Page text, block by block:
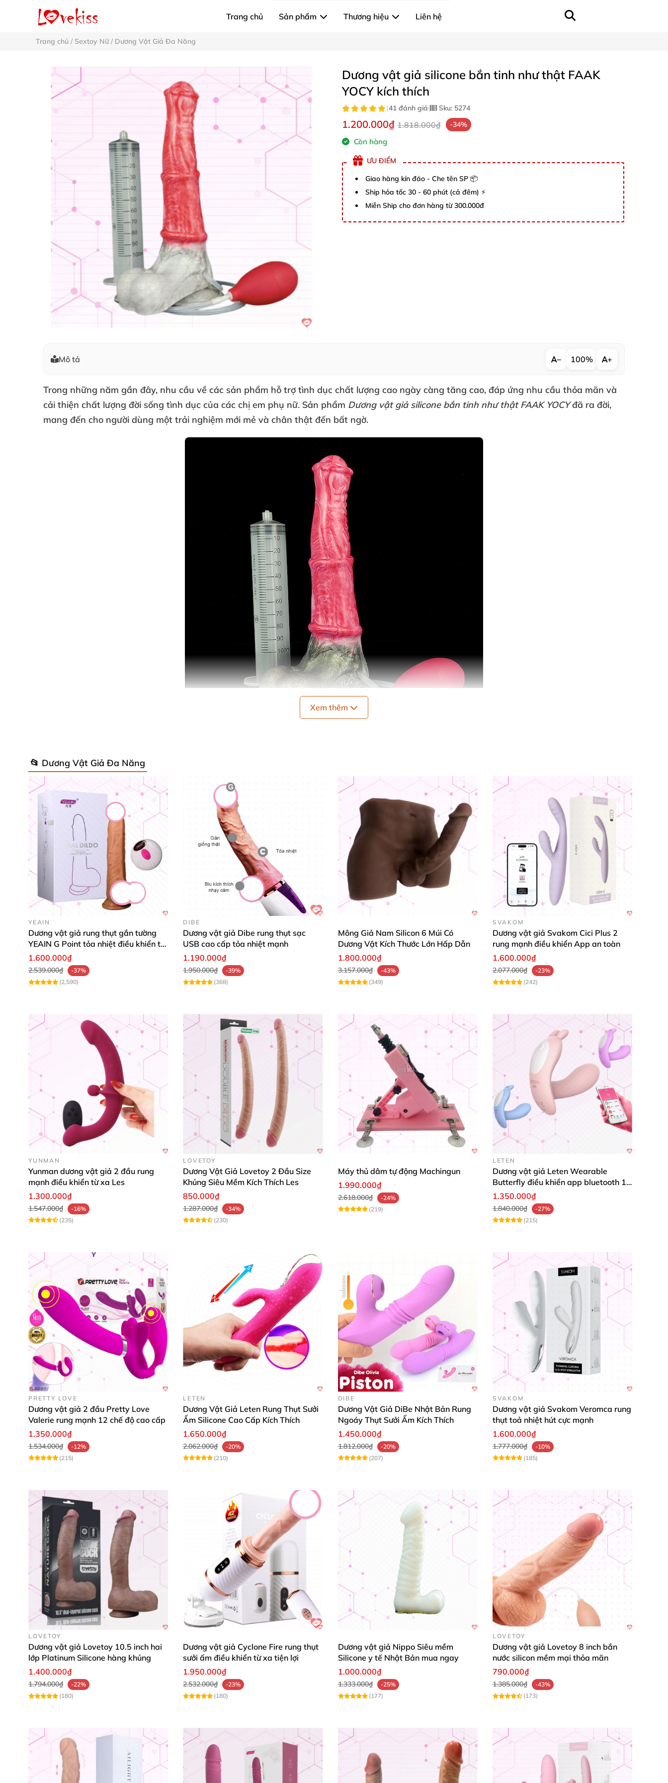
Trang chủ Sản phẩm Thương hiệu Liên hệ
Trang chủ / Sextoy Nữ/ Dương Vật Giả Đa Năng
Dương vật giả silicone bắn tinh như thật FAAK
YOCY kích thích
|41 đánh giá| Sku: 5274
1.200.000₫ 1.818.000₫ -34%
Còn hàng
ƯU ĐIỂM
Giao hàng kín đáo - Che tên SP 📦
Ship hỏa tốc 30 - 60 phút (cả đêm) ⚡
Miễn Ship cho đơn hàng từ 300.000đ
Mô tả − 100% +
Trong những năm gần đây, nhu cầu về các sản phẩm hỗ trợ tình dục chất lượng cao ngày càng tăng cao, đáp ứng nhu cầu thỏa mãn và
cải thiện chất lượng đời sống tình dục của các chị em phụ nữ. Sản phẩm Dương vật giả silicone bắn tinh như thật FAAK YOCY đã ra đời,
mang đến cho người dùng một trải nghiệm mới mẻ và chân thật đến bất ngờ.
Với thiết kế độc đáo, chất liệu cao cấp , sản phẩm này không chỉ là món đồ chơi mà còn là giải pháp giúp chị em phụ nữ
tìm thấy niềm vui
và sự thư giãn
Kích thước của Dương vật giả silicone bắn tinh như thật FAAK.
Cấu tạovà công dụng của Dương vật giả silicone bắn tinh như thật FAAK YOCY
Dương vật giả silicone bắn tinh như thật FAAK , dẻo dai
người dùng.
Silicone không chỉ có khả năng mô phỏng chân thật cảm giác da thịt mà cònrất dễ dàng vệ sinh , đảm bảo tính an toànvà vệ sinh sau mỗi lần sử
dụng.
Xem thêm
📂 Dương Vật Giả Đa Năng
YEAIN
Dương vật giả rung thụt gắn tường
YEAIN G Point tỏa nhiệt điều khiển từ
xa
1.600.000₫
2.539.000₫
-37%
(2,590)
DIBE
Dương vật giả Dibe rung thụt sạc
USB cao cấp tỏa nhiệt mạnh
1.190.000₫
1.950.000₫
-39%
(368)
Mông Giả Nam Silicon 6 Múi Có
Dương Vật Kích Thước Lớn Hấp Dẫn
1.800.000₫
3.157.000₫
-43%
(349)
SVAKOM
Dương vật giả Svakom Cici Plus 2
rung mạnh điều khiển App an toàn
1.600.000₫
2.077.000₫
-23%
(242)
YUNMAN
Yunman dương vật giả 2 đầu rung
mạnh điều khiển từ xa Les
1.300.000₫
1.547.000₫
-16%
(235)
LOVETOY
Dương Vật Giả Lovetoy 2 Đầu Size
Khủng Siêu Mềm Kích Thích Les
850.000₫
1.287.000₫
-34%
(230)
Máy thủ dâm tự động Machingun
1.990.000₫
2.618.000₫
-24%
(219)
LETEN
Dương vật giả Leten Wearable
Butterfly điều khiển app bluetooth 16
chế độ rung
1.350.000₫
1.840.000₫
-27%
(215)
PRETTY LOVE
Dương vật giả 2 đầu Pretty Love
Valerie rung mạnh 12 chế độ cao cấp
1.350.000₫
1.534.000₫
-12%
(215)
LETEN
Dương Vật Giả Leten Rung Thụt Sưởi
Ấm Silicone Cao Cấp Kích Thích
1.650.000₫
2.062.000₫
-20%
(210)
DIBE
Dương Vật Giả DiBe Nhật Bản Rung
Ngoáy Thụt Sưởi Ấm Kích Thích
1.450.000₫
1.812.000₫
-20%
(207)
SVAKOM
Dương vật giả Svakom Veromca rung
thụt toả nhiệt hút cực mạnh
1.600.000₫
1.777.000₫
-10%
(185)
LOVETOY
Dương vật giả Lovetoy 10.5 inch hai
lớp Platinum Silicone hàng khủng
1.400.000₫
1.794.000₫
-22%
(180)
Dương vật giả Cyclone Fire rung thụt
sưởi ấm điều khiển từ xa tiện lợi
1.950.000₫
2.532.000₫
-23%
(180)
Dương vật giả Nippo Siêu mềm
Silicone y tế Nhật Bản mua ngay
1.000.000₫
1.333.000₫
-25%
(177)
LOVETOY
Dương vật giả Lovetoy 8 inch bắn
nước silicon mềm mại thỏa mãn
790.000₫
1.385.000₫
-43%
(173)